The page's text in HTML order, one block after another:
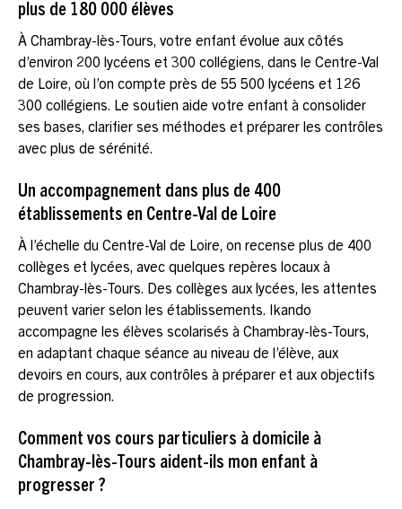
plus de 180 000 élèves
À Chambray-lès-Tours, votre enfant évolue aux côtés
d’environ 200 lycéens et 300 collégiens, dans le Centre-Val
de Loire, où l’on compte près de 55 500 lycéens et 126
300 collégiens. Le soutien aide votre enfant à consolider
ses bases, clarifier ses méthodes et préparer les contrôles
avec plus de sérénité.
Un accompagnement dans plus de 400
établissements en Centre-Val de Loire
À l’échelle du Centre-Val de Loire, on recense plus de 400
collèges et lycées, avec quelques repères locaux à
Chambray-lès-Tours. Des collèges aux lycées, les attentes
peuvent varier selon les établissements. Ikando
accompagne les élèves scolarisés à Chambray-lès-Tours,
en adaptant chaque séance au niveau de l’élève, aux
devoirs en cours, aux contrôles à préparer et aux objectifs
de progression.
Comment vos cours particuliers à domicile à
Chambray-lès-Tours aident-ils mon enfant à
progresser ?